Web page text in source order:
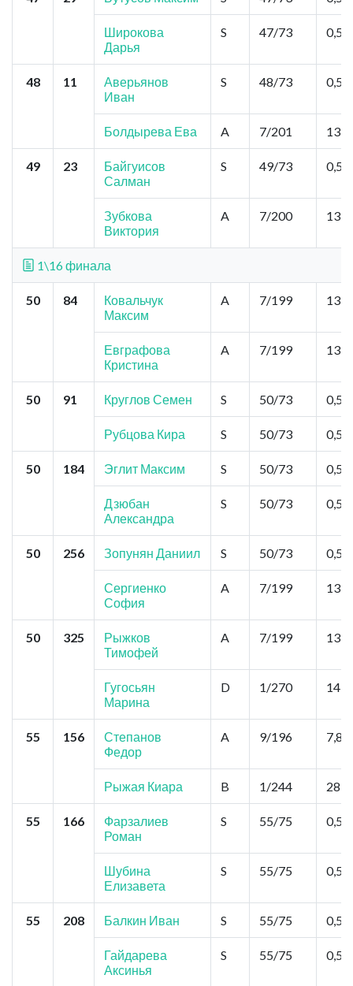
Широкова
Дарья
S 47/73 0,52
48 11
Аверьянов
Иван
S 48/73 0,52
Болдырева Ева A 7/201 13,0
49 23
Байгуисов
Салман
S 49/73 0,52
Зубкова
Виктория
A 7/200 13,0
1\16 финала
50 84
Ковальчук
Максим
A 7/199 13,0
Евграфова
Кристина
A 7/199 13,0
50 91 Круглов Семен S 50/73 0,52
Рубцова Кира S 50/73 0,52
50 184 Эглит Максим S 50/73 0,52
Дзюбан
Александра
S 50/73 0,52
50 256 Зопунян Даниил S 50/73 0,52
Сергиенко
София
A 7/199 13,0
50 325
Рыжков
Тимофей
A 7/199 13,0
Гугосьян
Марина
D 1/270 14,3
55 156
Степанов
Федор
A 9/196 7,8
Рыжая Киара B 1/244 28,6
55 166
Фарзалиев
Роман
S 55/75 0,52
Шубина
Елизавета
S 55/75 0,52
55 208 Балкин Иван S 55/75 0,52
Гайдарева
Аксинья
S 55/75 0,52